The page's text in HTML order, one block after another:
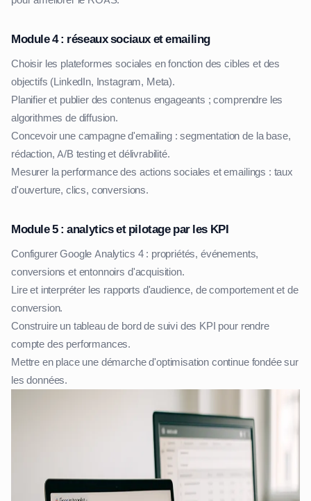
Module 4 : réseaux sociaux et emailing
Choisir les plateformes sociales en fonction des cibles et des
objectifs (LinkedIn, Instagram, Meta).
Planifier et publier des contenus engageants ; comprendre les
algorithmes de diffusion.
Concevoir une campagne d'emailing : segmentation de la base,
rédaction, A/B testing et délivrabilité.
Mesurer la performance des actions sociales et emailings : taux
d'ouverture, clics, conversions.
Module 5 : analytics et pilotage par les KPI
Configurer Google Analytics 4 : propriétés, événements,
conversions et entonnoirs d'acquisition.
Lire et interpréter les rapports d'audience, de comportement et de
conversion.
Construire un tableau de bord de suivi des KPI pour rendre
compte des performances.
Mettre en place une démarche d'optimisation continue fondée sur
les données.